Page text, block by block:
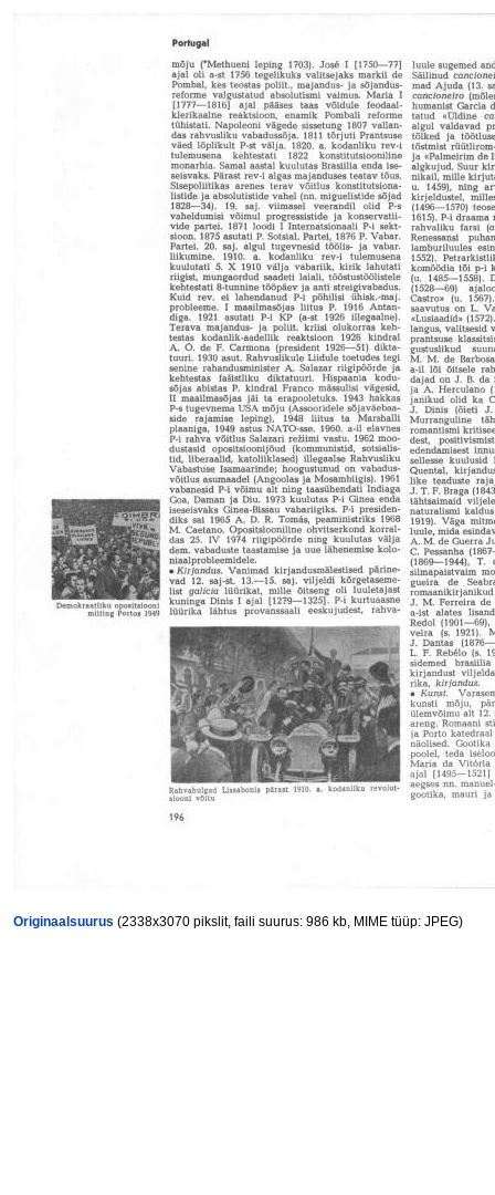
Originaalsuurus (2338x3070 pikslit, faili suurus: 986 kb, MIME tüüp: JPEG)